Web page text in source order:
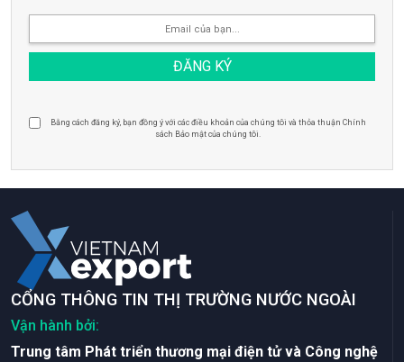
Bằng cách đăng ký, bạn đồng ý với các điều khoản của chúng tôi và thỏa thuận Chính
sách Bảo mật của chúng tôi.
CỔNG THÔNG TIN THỊ TRƯỜNG NƯỚC NGOÀI
Vận hành bởi:
Trung tâm Phát triển thương mại điện tử và Công nghệ